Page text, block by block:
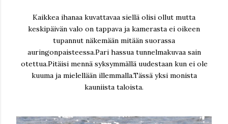
Kaikkea ihanaa kuvattavaa siellä olisi ollut mutta
keskipäivän valo on tappava ja kamerasta ei oikeen
tupannut näkemään mitään suorassa
auringonpaisteessa.Pari hassua tunnelmakuvaa sain
otettua.Pitäisi mennä syksymmällä uudestaan kun ei ole
kuuma ja mielellään illemmalla.Tässä yksi monista
kauniista taloista.